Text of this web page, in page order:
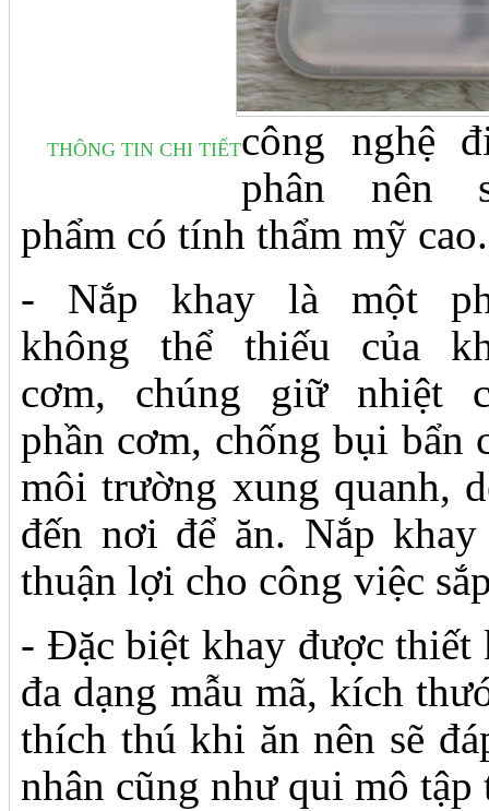
THÔNG TIN CHI TIẾTcông nghệ
phân nên
phẩm có tính thẩm mỹ cao.
- Nắp khay là một
không thể thiếu của
cơm, chúng giữ nhiệt
phần cơm, chống bụi bẩn
môi trường xung quanh,
đến nơi để ăn. Nắp
thuận lợi cho công việc
- Đặc biệt khay được thiết
đa dạng mẫu mã, kích
thích thú khi ăn nên sẽ
nhân cũng như qui mô tập